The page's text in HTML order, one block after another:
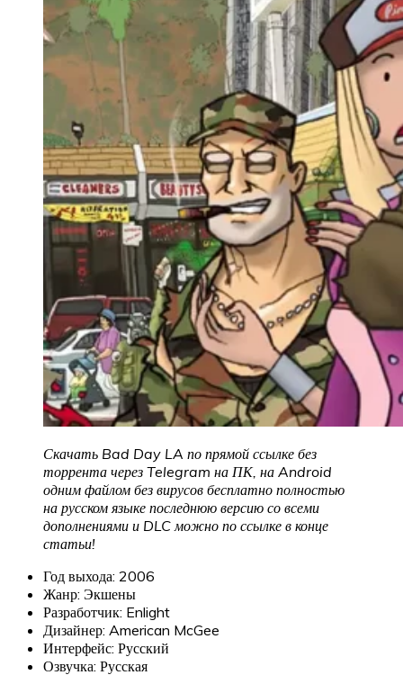
Скачать Bad Day LA по прямой ссылке без
торрента через Telegram на ПК, на Android
одним файлом без вирусов бесплатно полностью
на русском языке последнюю версию со всеми
дополнениями и DLC можно по ссылке в конце
статьи!
Год выхода: 2006
Жанр: Экшены
Разработчик: Enlight
Дизайнер: American McGee
Интерфейс: Русский
Озвучка: Русская